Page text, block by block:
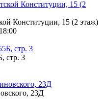
Конституции, 15 (2 этаж)
стр. 3
23Д